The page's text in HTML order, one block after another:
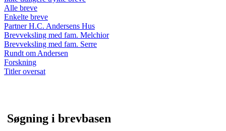
Alle breve
Enkelte breve
Partner H.C. Andersens Hus
Brevveksling med fam. Melchior
Brevveksling med fam. Serre
Rundt om Andersen
Forskning
Titler oversat
Søgning i brevbasen